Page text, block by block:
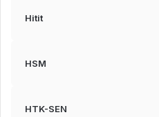
Hitit
HSM
HTK-SEN